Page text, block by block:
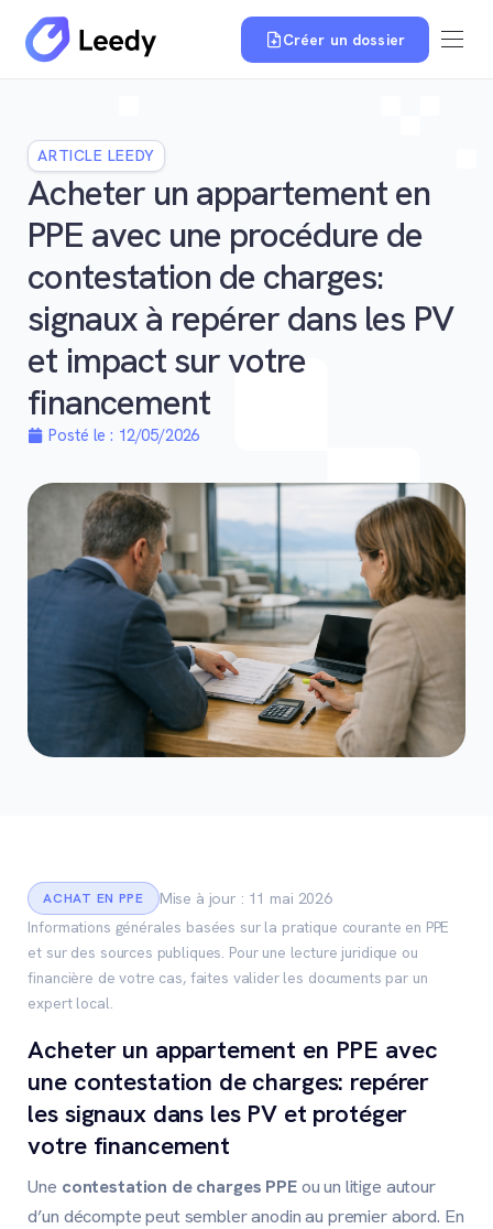
Créer un dossier
ARTICLE LEEDY
Acheter un appartement en
PPE avec une procédure de
contestation de charges:
signaux à repérer dans les PV
et impact sur votre
financement
Posté le : 12/05/2026
ACHAT EN PPE
Mise à jour : 11 mai 2026
Informations générales basées sur la pratique courante en PPE
et sur des sources publiques. Pour une lecture juridique ou
financière de votre cas, faites valider les documents par un
expert local.
Acheter un appartement en PPE avec
une contestation de charges: repérer
les signaux dans les PV et protéger
votre financement
Une contestation de charges PPEou un litige autour
d’un décompte peut sembler anodin au premier abord. En